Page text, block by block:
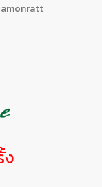
amonratt
ง